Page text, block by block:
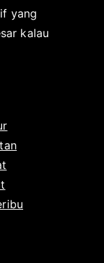
yang
kalau